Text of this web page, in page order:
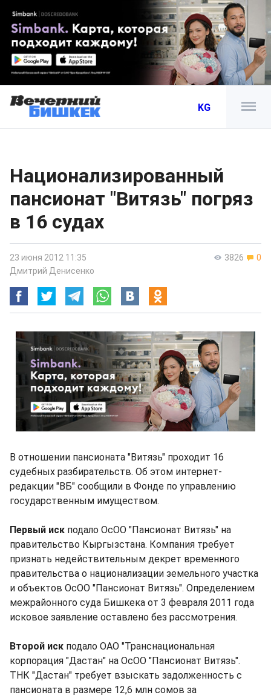
KG
Национализированный
пансионат "Витязь" погряз
в 16 судах
3826 0
23 июня 2012 11:35
Дмитрий Денисенко
В отношении пансионата "Витязь" проходит 16
судебных разбирательств. Об этом интернет-
редакции "ВБ" сообщили в Фонде по управлению
государственным имуществом.
Первый иск подало ОсОО "Пансионат Витязь" на
правительство Кыргызстана. Компания требует
признать недействительным декрет временного
правительства о национализации земельного участка
и объектов ОсОО "Пансионат Витязь". Определением
межрайонного суда Бишкека от 3 февраля 2011 года
исковое заявление оставлено без рассмотрения.
Второй иск подало ОАО "Транснациональная
корпорация "Дастан" на ОсОО "Пансионат Витязь".
ТНК "Дастан" требует взыскать задолженность с
пансионата в размере 12,6 млн сомов за